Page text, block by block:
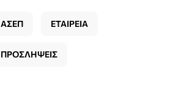
ΑΣΕΠ ΕΤΑΙΡΕΙΑ
ΠΡΟΣΛΗΨΕΙΣ